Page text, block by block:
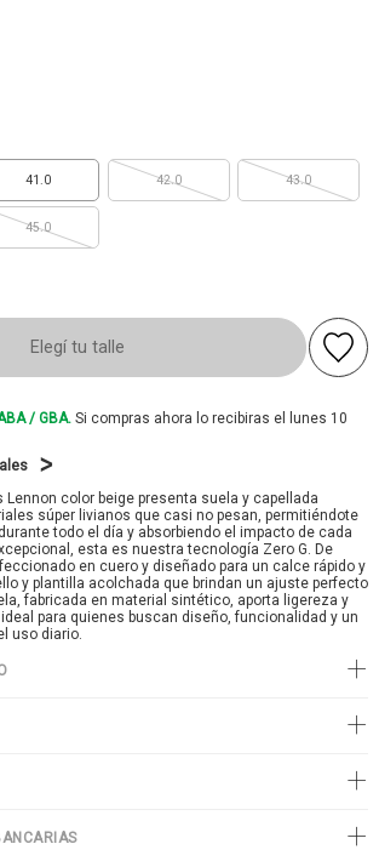
41.0 42.0 43.0
45.0
Elegí tu talle
/ GBA. Si compras ahora lo recibiras el lunes 10
Lennon color beige presenta suela y capellada
súper livianos que casi no pesan, permitiéndote
todo el día y absorbiendo el impacto de cada
esta es nuestra tecnología Zero G. De
en cuero y diseñado para un calce rápido y
y plantilla acolchada que brindan un ajuste perfecto
fabricada en material sintético, aporta ligereza y
para quienes buscan diseño, funcionalidad y un
uso diario.